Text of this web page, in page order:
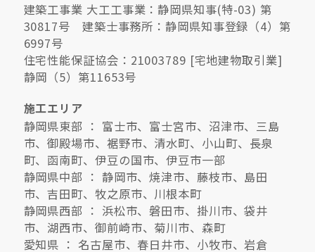
建築工事業 大工工事業：静岡県知事(特-03) 第
30817号 建築士事務所：静岡県知事登録（4）第
6997号
住宅性能保証協会：21003789 [宅地建物取引業]
静岡（5）第11653号
施工エリア
静岡県東部 ： 富士市、富士宮市、沼津市、三島
市、御殿場市、裾野市、清水町、小山町、長泉
町、函南町、伊豆の国市、伊豆市一部
静岡県中部 ： 静岡市、焼津市、藤枝市、島田
市、吉田町、牧之原市、川根本町
静岡県西部 ： 浜松市、磐田市、掛川市、袋井
市、湖西市、御前崎市、菊川市、森町
愛知県 ： 名古屋市、春日井市、小牧市、岩倉